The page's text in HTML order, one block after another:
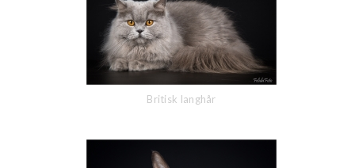
Britisk langhår